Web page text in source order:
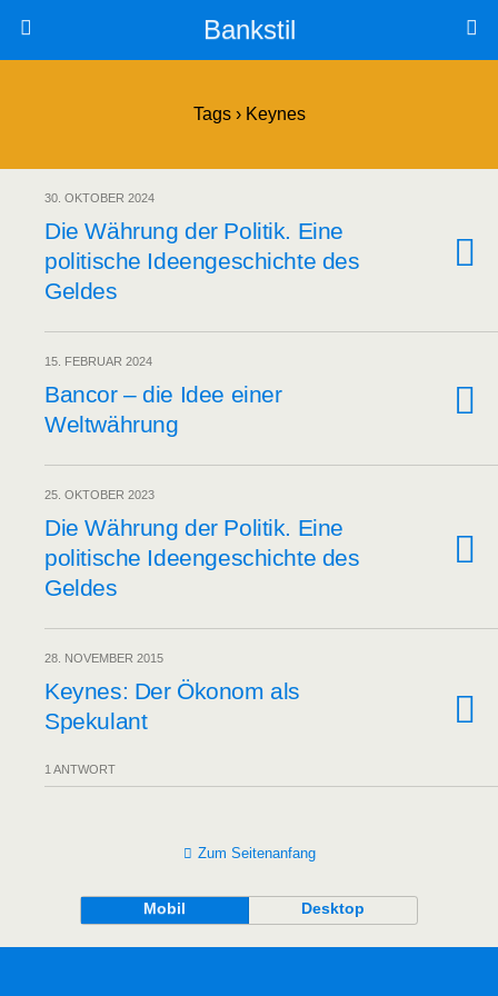
Bankstil
Tags › Keynes
30. OKTOBER 2024
Die Wäh­rung der Poli­tik. Eine
poli­ti­sche Ideen­ge­schich­te des
Geldes
15. FEBRUAR 2024
Ban­cor – die Idee einer
Weltwährung
25. OKTOBER 2023
Die Wäh­rung der Poli­tik. Eine
poli­ti­sche Ideen­ge­schich­te des
Geldes
28. NOVEMBER 2015
Keynes: Der Öko­nom als
Spekulant
1 ANTWORT
Zum Seitenanfang
Mobil Desktop